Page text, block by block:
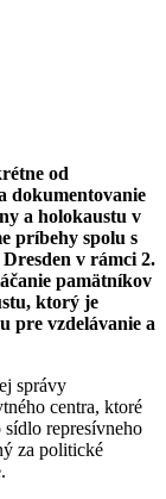
od
dokumentovanie
a holokaustu v
príbehy spolu s
v rámci 2.
pamätníkov
ktorý je
pre vzdelávanie a
správy
centra, ktoré
represívneho
za politické